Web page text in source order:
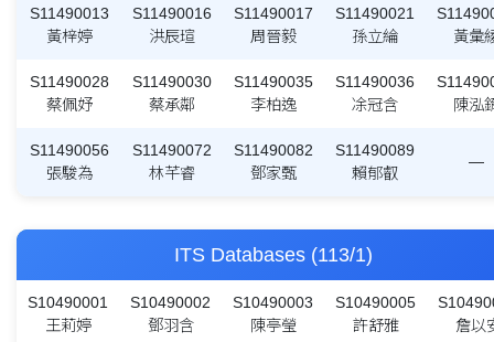
S11490013
黃梓婷
S11490016
洪辰瑄
S11490017
周晉毅
S11490021
孫立綸
黃彙
S11490028
蔡佩妤
S11490030
蔡承鄰
S11490035
李柏逸
S11490036
凃冠含
陳泓
S11490056
張駿為
S11490072
林芊睿
S11490082
鄧家甄
S11490089
賴郁叡
—
ITS Databases (113/1)
S10490001
王莉婷
S10490002
鄧羽含
S10490003
陳亭瑩
S10490005
許舒雅
詹以